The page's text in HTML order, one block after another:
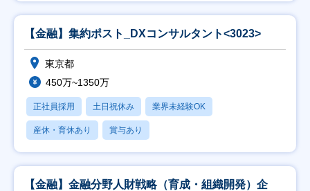
【金融】集約ポスト_DXコンサルタント<3023>
東京都
450万~1350万
正社員採用 土日祝休み 業界未経験OK
産休・育休あり 賞与あり
【金融】金融分野人財戦略（育成・組織開発）企